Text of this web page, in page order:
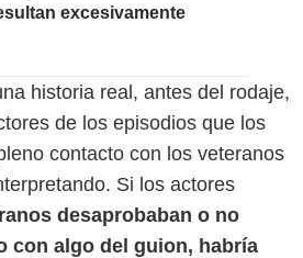
excesivamente
historia real, antes del rodaje,
de los episodios que los
contacto con los veteranos
Si los actores
desaprobaban o no
con algo del guion, habría